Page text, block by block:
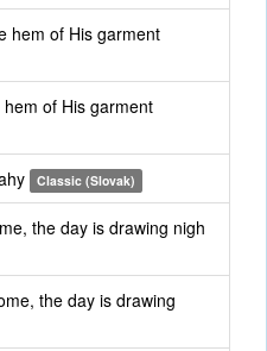
hem of His garment
of His garment
Classic (Slovak)
the day is drawing nigh
the day is drawing